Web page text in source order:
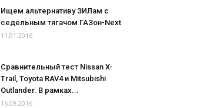
Ищем альтернативу ЗИЛам с
седельным тягачом ГАЗон-Next
11.01.2016
Сравнительный тест Nissan X-
Trail, Toyota RAV4 и Mitsubishi
Outlander. В рамках...
16.09.2016